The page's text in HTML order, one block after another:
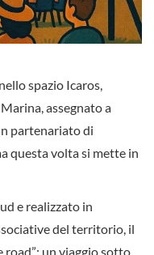
spazio Icaros,
assegnato a
partenariato di
questa volta si mette in
e realizzato in
del territorio, il
un viaggio sotto